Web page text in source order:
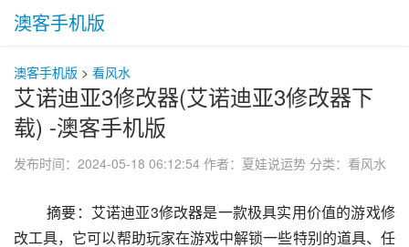
澳客手机版
澳客手机版 > 看风水
艾诺迪亚3修改器(艾诺迪亚3修改器下
载) -澳客手机版
发布时间：2024-05-18 06:12:54 作者：夏娃说运势 分类： 看风水
摘要：艾诺迪亚3修改器是一款极具实用价值的游戏修
改工具，它可以帮助玩家在游戏中解锁一些特别的道具、任